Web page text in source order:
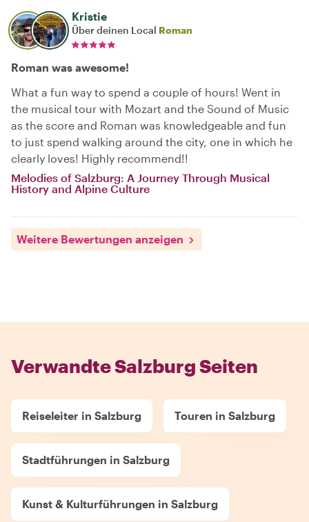
Kristie
Über deinen Local Roman
Roman was awesome!
What a fun way to spend a couple of hours! Went in
the musical tour with Mozart and the Sound of Music
as the score and Roman was knowledgeable and fun
to just spend walking around the city, one in which he
clearly loves! Highly recommend!!
Melodies of Salzburg: A Journey Through Musical
History and Alpine Culture
Weitere Bewertungen anzeigen
Verwandte Salzburg Seiten
Reiseleiter in Salzburg Touren in Salzburg
Stadtführungen in Salzburg
Kunst & Kulturführungen in Salzburg